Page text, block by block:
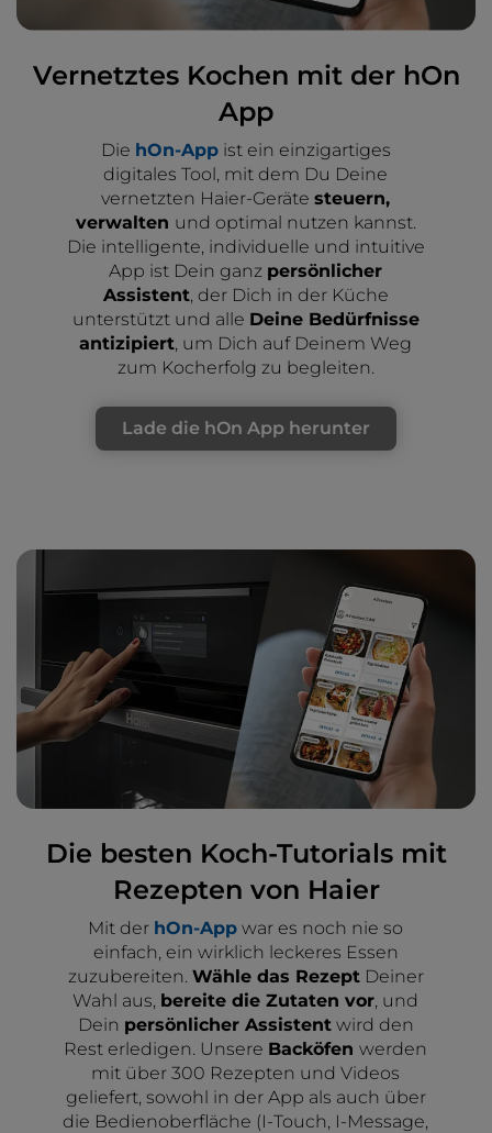
Vernetztes Kochen mit der hOn
App
Die hOn-Appist ein einzigartiges
digitales Tool, mit dem Du Deine
vernetzten Haier-Gerätesteuern,
verwalten und optimal nutzen kannst.
Die intelligente, individuelle und intuitive
App ist Dein ganz persönlicher
Assistent, der Dich in der Küche
unterstützt und alle Deine Bedürfnisse
antizipiert, um Dich auf Deinem Weg
zum Kocherfolg zu begleiten.
Lade die hOn App herunter
Die besten Koch-Tutorials mit
Rezepten von Haier
Mit der hOn-App war es noch nie so
einfach, ein wirklich leckeres Essen
zuzubereiten. Wähle das RezeptDeiner
Wahl aus, bereite die Zutaten vor , und
Dein persönlicher Assistentwird den
Rest erledigen. Unsere Backöfenwerden
mit über 300 Rezepten und Videos
geliefert, sowohl in der App als auch über
die Bedienoberfläche (I-Touch, I-Message,